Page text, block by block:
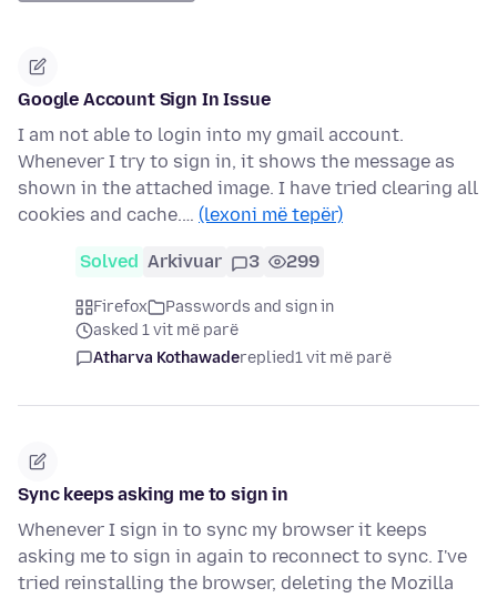
Google Account Sign In Issue
I am not able to login into my gmail account.
Whenever I try to sign in, it shows the message as
shown in the attached image. I have tried clearing all
cookies and cache.… (lexoni më tepër)
Solved Arkivuar 3 299
Firefox
Passwords and sign in
asked 1 vit më parë
Atharva Kothawadereplied1 vit më parë
Sync keeps asking me to sign in
Whenever I sign in to sync my browser it keeps
asking me to sign in again to reconnect to sync. I've
tried reinstalling the browser, deleting the Mozilla